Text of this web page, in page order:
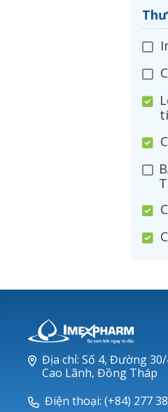
Địa chỉ: Số 4, Đường
Cao Lãnh, Đồng Tháp
Điện thoại: (+84) 277